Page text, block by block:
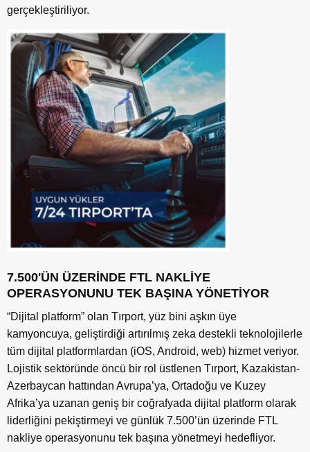
gerçekleştiriliyor.
7.500'ÜN ÜZERİNDE FTL NAKLİYE
OPERASYONUNU TEK BAŞINA YÖNETİYOR
“Dijital platform” olan Tırport, yüz bini aşkın üye
kamyoncuya, geliştirdiği artırılmış zeka destekli teknolojilerle
tüm dijital platformlardan (iOS, Android, web) hizmet veriyor.
Lojistik sektöründe öncü bir rol üstlenen Tırport, Kazakistan-
Azerbaycan hattından Avrupa’ya, Ortadoğu ve Kuzey
Afrika’ya uzanan geniş bir coğrafyada dijital platform olarak
liderliğini pekiştirmeyi ve günlük 7.500’ün üzerinde FTL
nakliye operasyonunu tek başına yönetmeyi hedefliyor.